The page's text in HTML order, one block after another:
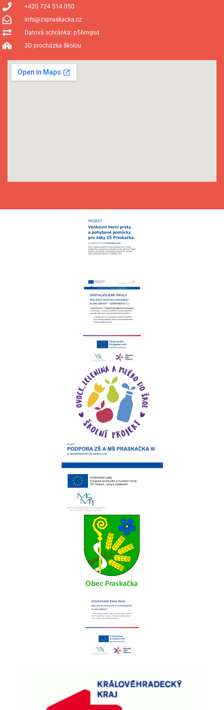
+420 724 514 050
info@zspraskacka.cz
Datová schránka: p56mgsd
3D procházka školou